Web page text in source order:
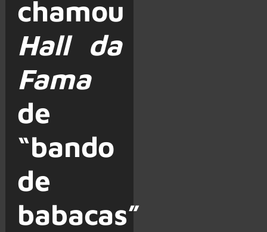
chamou
Hall da
Fama
de
“bando
de
babacas”